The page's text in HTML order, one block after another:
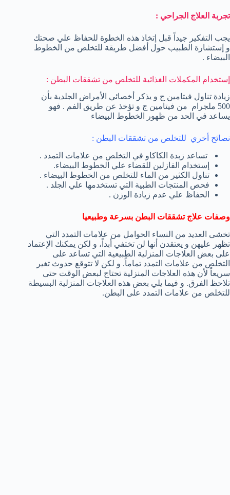
تجربة العلاج الجراحي :
يجب التفكير جيداً قبل إتخاذ هذه الخطوة للحفاظ علي صحتك
و إستشارة الطبيب حول أفضل طريقة للتخلص من الخطوط
البيضاء .
إستخدام المكملات الغذائية للتخلص من تشققات البطن :
زيادة تناول فيتامين ج و يذكر أخصائي الأمراض الجلدية بأن
500 ملجرام من فيتامين ج و تؤخذ عن طريق الفم . فهو
يساعد في الحد من ظهور الخطوط البيضاء
نصائح أخري للتخلص من تشققات البطن :
تساعد زبدة الكاكاو في التخلص من علامات التمدد .
إستخدام الفازلين للقضاء علي الخطوط البيضاء.
تناول الكثير من الماء للتخلص من الخطوط البيضاء .
فحص المنتجات الطبية التي تستخدمها علي الجلد .
الحفاظ علي عدم زيادة الوزن .
وصفات علاج تشققات البطن بسرعة وطبيعيا
تخشى العديد من النساء الحوامل من علامات التمدد التي
تظهر عليهن و يعتقدن أنها لن تختفي أبداً، و لكن يمكنك الإعتماد
على بعض العلاجات المنزلية الطبيعية التي تساعد على
التخلص من علامات التمدد تماماً. و لكن لا تتوقع حدوث تغير
سريعاً لأن هذه العلاجات المنزلية تحتاج لبعض الوقت حتى
تلاحظ الفرق. و فيما يلي بعض هذه العلاجات المنزلية البسيطة
للتخلص من علامات التمدد على البطن.